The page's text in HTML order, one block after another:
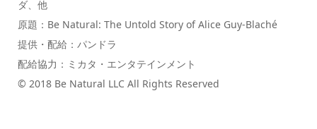
ダ、他
原題：Be Natural: The Untold Story of Alice Guy-Blaché
提供・配給：パンドラ
配給協力：ミカタ・エンタテインメント
© 2018 Be Natural LLC All Rights Reserved